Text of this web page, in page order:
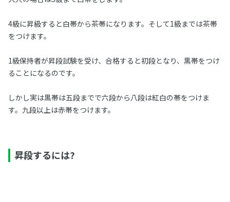
4級に昇級すると白帯から茶帯になります。そして1級までは茶帯
をつけます。
1級保持者が昇段試験を受け、合格すると初段となり、黒帯をつけ
ることになるのです。
しかし実は黒帯は五段までで六段から八段は紅白の帯をつけま
す。九段以上は赤帯をつけます。
昇段するには?